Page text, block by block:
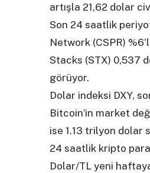
artışla 21,62 dolar
Son 24 saatlik
Network (CSPR)
Stacks (STX) 0,537
görüyor.
Dolar indeksi DXY,
Bitcoin’in market
ise 1.13 trilyon dolar
24 saatlik kripto
Dolar/TL yeni